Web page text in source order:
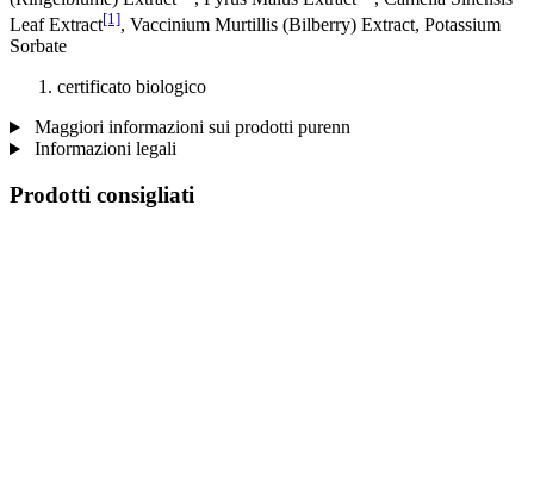
Leaf Extract[1], Vaccinium Murtillis (Bilberry) Extract, Potassium
Sorbate
certificato biologico
Maggiori informazioni sui prodotti purenn
Informazioni legali
Prodotti consigliati